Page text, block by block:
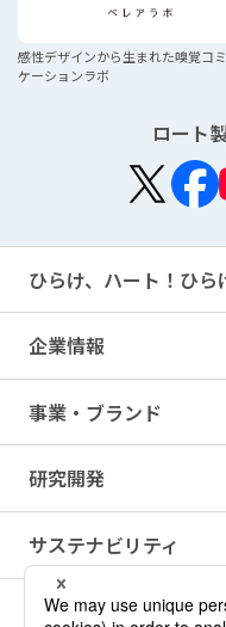
感性デザインから生まれた嗅覚コ
ケーションラボ
ロート
ひらけ、ハート！ひら
企業情報
事業・ブランド
研究開発
サステナビリティ
IR情報